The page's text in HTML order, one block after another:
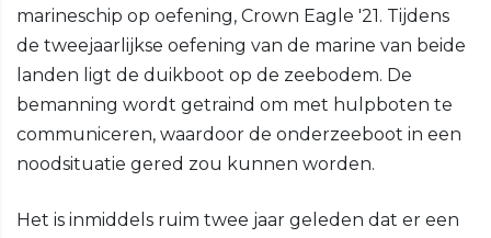
marineschip op oefening, Crown Eagle '21. Tijdens
de tweejaarlijkse oefening van de marine van beide
landen ligt de duikboot op de zeebodem. De
bemanning wordt getraind om met hulpboten te
communiceren, waardoor de onderzeeboot in een
noodsituatie gered zou kunnen worden.
Het is inmiddels ruim twee jaar geleden dat er een